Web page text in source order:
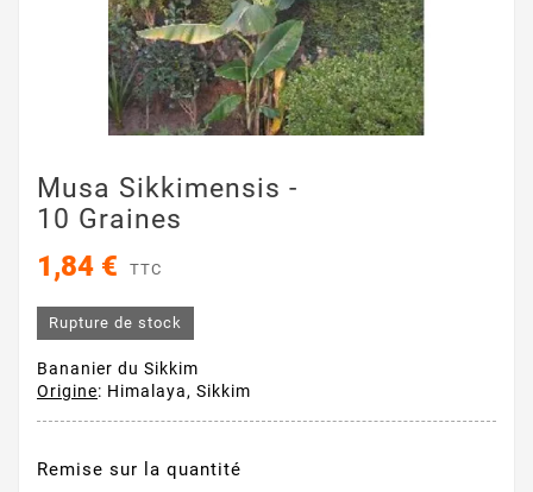
Musa Sikkimensis -
10 Graines
1,84 €
TTC
Rupture de stock
Bananier du Sikkim
Origine: Himalaya, Sikkim
Remise sur la quantité